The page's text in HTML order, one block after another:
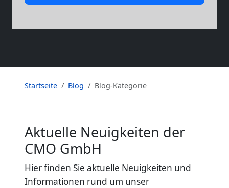
Startseite Blog Blog-Kategorie
Aktuelle Neuigkeiten der
CMO GmbH
Hier finden Sie aktuelle Neuigkeiten und
Informationen rund um unser